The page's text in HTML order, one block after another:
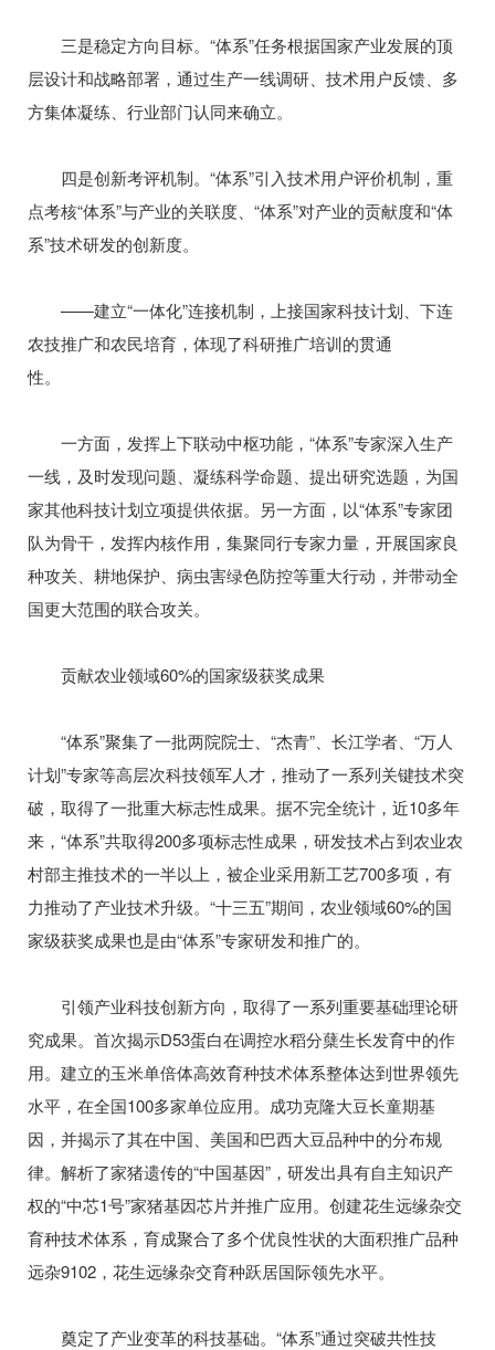
三是稳定方向目标。“体系”任务根据国家产业发展的顶
层设计和战略部署，通过生产一线调研、技术用户反馈、多
方集体凝练、行业部门认同来确立。
四是创新考评机制。“体系”引入技术用户评价机制，重
点考核“体系”与产业的关联度、“体系”对产业的贡献度和“体
系”技术研发的创新度。
——建立“一体化”连接机制，上接国家科技计划、下连
农技推广和农民培育，体现了科研推广培训的贯通
性。
一方面，发挥上下联动中枢功能，“体系”专家深入生产
一线，及时发现问题、凝练科学命题、提出研究选题，为国
家其他科技计划立项提供依据。另一方面，以“体系”专家团
队为骨干，发挥内核作用，集聚同行专家力量，开展国家良
种攻关、耕地保护、病虫害绿色防控等重大行动，并带动全
国更大范围的联合攻关。
贡献农业领域60%的国家级获奖成果
“体系”聚集了一批两院院士、“杰青”、长江学者、“万人
计划”专家等高层次科技领军人才，推动了一系列关键技术突
破，取得了一批重大标志性成果。据不完全统计，近10多年
来，“体系”共取得200多项标志性成果，研发技术占到农业农
村部主推技术的一半以上，被企业采用新工艺700多项，有
力推动了产业技术升级。“十三五”期间，农业领域60%的国
家级获奖成果也是由“体系”专家研发和推广的。
引领产业科技创新方向，取得了一系列重要基础理论研
究成果。首次揭示D53蛋白在调控水稻分蘖生长发育中的作
用。建立的玉米单倍体高效育种技术体系整体达到世界领先
水平，在全国100多家单位应用。成功克隆大豆长童期基
因，并揭示了其在中国、美国和巴西大豆品种中的分布规
律。解析了家猪遗传的“中国基因”，研发出具有自主知识产
权的“中芯1号”家猪基因芯片并推广应用。创建花生远缘杂交
育种技术体系，育成聚合了多个优良性状的大面积推广品种
远杂9102，花生远缘杂交育种跃居国际领先水平。
奠定了产业变革的科技基础。“体系”通过突破共性技